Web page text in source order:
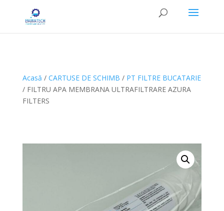
Acasă / CARTUSE DE SCHIMB / PT FILTRE BUCATARIE
/ FILTRU APA MEMBRANA ULTRAFILTRARE AZURA
FILTERS